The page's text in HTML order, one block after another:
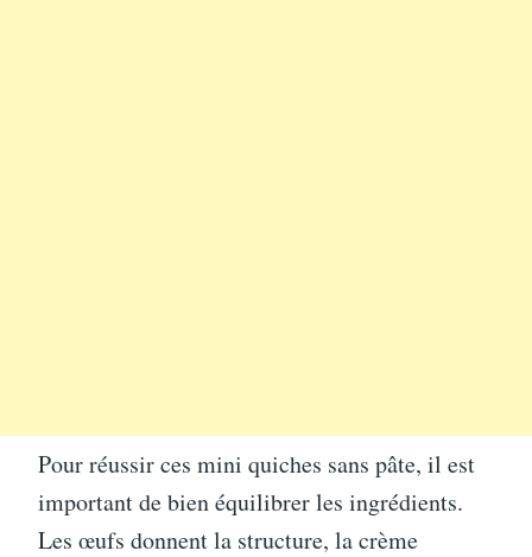
Pour réussir ces mini quiches sans pâte, il est
important de bien équilibrer les ingrédients.
Les œufs donnent la structure, la crème